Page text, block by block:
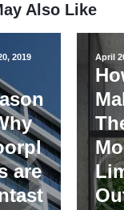
Also Like
2019
are
April